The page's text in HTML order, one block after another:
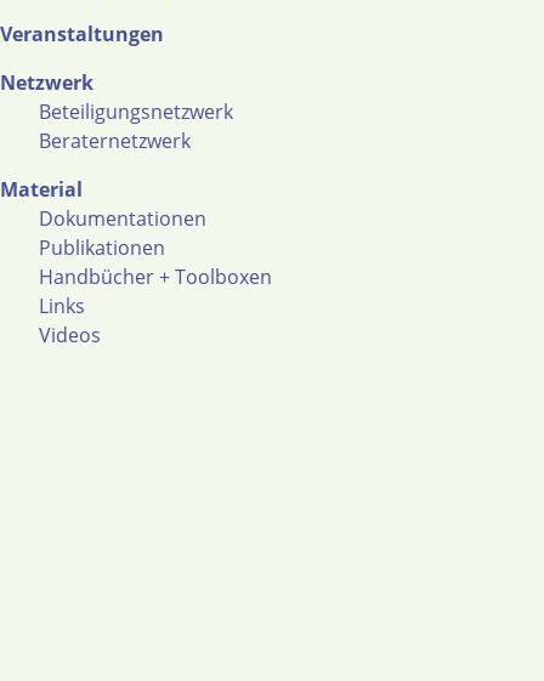
Veranstaltungen
Netzwerk
Beteiligungsnetzwerk
Beraternetzwerk
Material
Dokumentationen
Publikationen
Handbücher + Toolboxen
Links
Videos